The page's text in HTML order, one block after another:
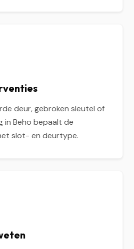
deur, gebroken sleutel of
in Beho bepaalt de
slot- en deurtype.